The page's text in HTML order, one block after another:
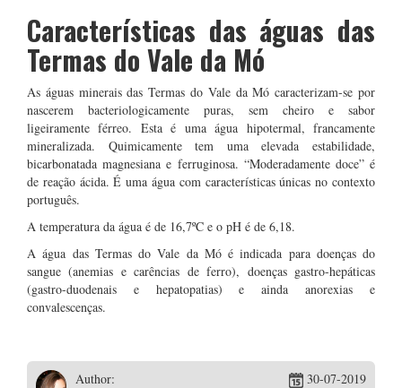
Características das águas das
Termas do Vale da Mó
As águas minerais das Termas do Vale da Mó caracterizam-se por
nascerem bacteriologicamente puras, sem cheiro e sabor
ligeiramente férreo. Esta é uma água hipotermal, francamente
mineralizada. Quimicamente tem uma elevada estabilidade,
bicarbonatada magnesiana e ferruginosa. “Moderadamente doce” é
de reação ácida. É uma água com características únicas no contexto
português.
A temperatura da água é de 16,7ºC e o pH é de 6,18.
A água das Termas do Vale da Mó é indicada para doenças do
sangue (anemias e carências de ferro), doenças gastro-hepáticas
(gastro-duodenais e hepatopatias) e ainda anorexias e
convalescenças.
Author: 30-07-2019